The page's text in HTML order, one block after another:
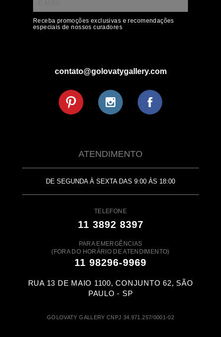
Receba promoções exclusivas e recomendações
especiais de nossos curadores
contato@golovatygallery.com
ATENDIMENTO
DE SEGUNDA À SEXTA DAS 9:00 ÀS 18:00
TELEFONE
11 3892 8397
PARA EMERGÊNCIAS
(FORA DO HORÁRIO DE ATENDIMENTO)
11 98296-9969
RUA 13 DE MAIO 1100, CONJUNTO 62, SÃO
PAULO - SP
GOLOVATY GALLERY CNPJ 34.971.257/0001-02